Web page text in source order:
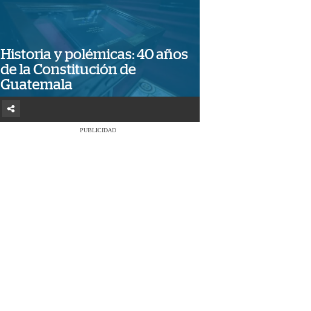
Historia y polémicas: 40 años
de la Constitución de
Guatemala
PUBLICIDAD